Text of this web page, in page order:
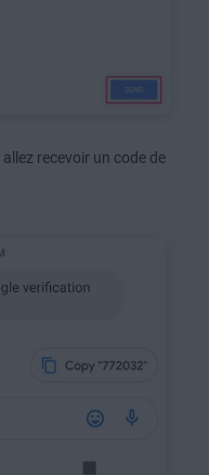
recevoir un code de